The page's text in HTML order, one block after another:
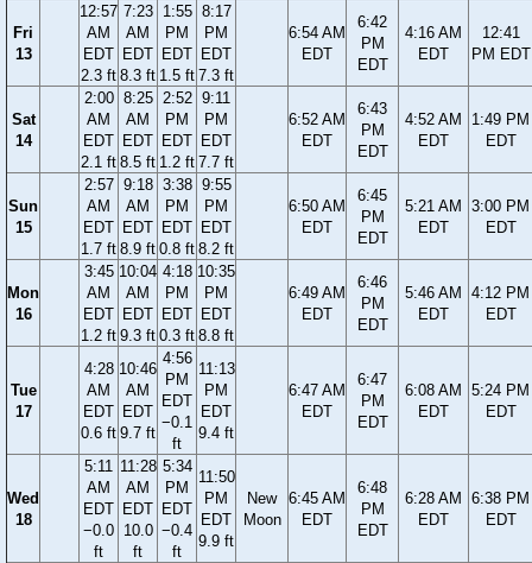
Fri
13
12:57
AM
EDT
2.3 ft
7:23
AM
EDT
8.3 ft
1:55
PM
EDT
1.5 ft
8:17
PM
EDT
7.3 ft
6:54 AM
EDT
6:42
PM
EDT
4:16 AM
EDT
12:41
PM EDT
Sat
14
2:00
AM
EDT
2.1 ft
8:25
AM
EDT
8.5 ft
2:52
PM
EDT
1.2 ft
9:11
PM
EDT
7.7 ft
6:52 AM
EDT
6:43
PM
EDT
4:52 AM
EDT
1:49 PM
EDT
Sun
15
2:57
AM
EDT
1.7 ft
9:18
AM
EDT
8.9 ft
3:38
PM
EDT
0.8 ft
9:55
PM
EDT
8.2 ft
6:50 AM
EDT
6:45
PM
EDT
5:21 AM
EDT
3:00 PM
EDT
Mon
16
3:45
AM
EDT
1.2 ft
10:04
AM
EDT
9.3 ft
4:18
PM
EDT
0.3 ft
10:35
PM
EDT
8.8 ft
6:49 AM
EDT
6:46
PM
EDT
5:46 AM
EDT
4:12 PM
EDT
Tue
17
4:28
AM
EDT
0.6 ft
10:46
AM
EDT
9.7 ft
4:56
PM
EDT
−0.1
ft
11:13
PM
EDT
9.4 ft
6:47 AM
EDT
6:47
PM
EDT
6:08 AM
EDT
5:24 PM
EDT
Wed
18
5:11
AM
EDT
−0.0
ft
11:28
AM
EDT
10.0
ft
5:34
PM
EDT
−0.4
ft
11:50
PM
EDT
9.9 ft
New
Moon
6:45 AM
EDT
6:48
PM
EDT
6:28 AM
EDT
6:38 PM
EDT